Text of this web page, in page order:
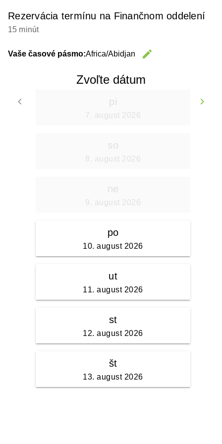
Rezervácia termínu na Finančnom oddelení
15 minút
Vaše časové pásmo:Africa/Abidjan
edit
Zvoľte dátum
keyboard_arrow_left
Go back
keyboard_arrow_right
pi
7. august 2026
so
8. august 2026
ne
9. august 2026
po
10. august 2026
ut
11. august 2026
st
12. august 2026
št
13. august 2026